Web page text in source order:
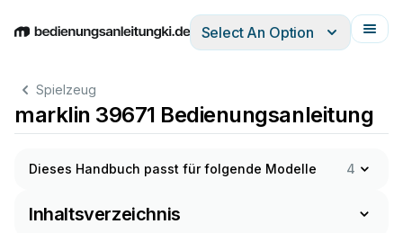
EnglishDeutschEspañolItalianoFrançais
Select An Option
Spielzeug
marklin 39671 Bedienungsanleitung
Dieses Handbuch passt für folgende Modelle 4
Inhaltsverzeichnis